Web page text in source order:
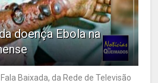
doença Ebola na
Baixada, da Rede de Televisão